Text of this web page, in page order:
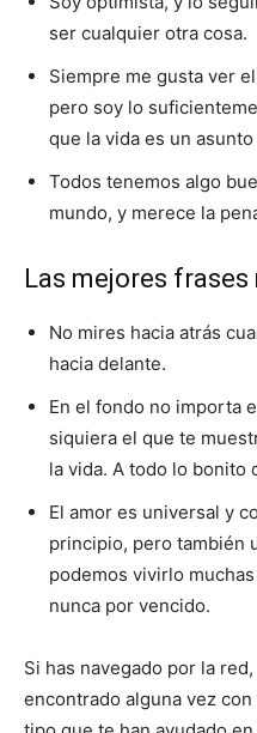
ser cualquier otra cosa.
Siempre me gusta ver
pero soy lo
que la vida es un
Todos tenemos algo
mundo, y merece la
Las mejores
No mires hacia atrás
hacia delante.
En el fondo no importa
siquiera el que te
la vida. A todo lo bonito
El amor es universal y
principio, pero también
podemos vivirlo
nunca por vencido.
Si has navegado por la
encontrado alguna vez